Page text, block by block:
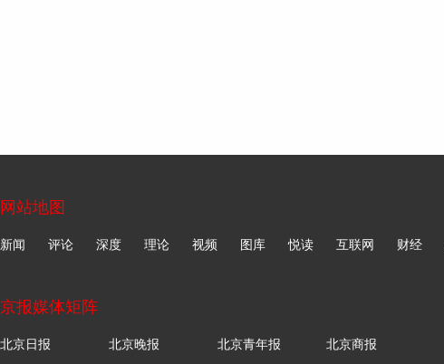
网站地图
新闻 评论 深度 理论 视频 图库 悦读 互联网 财经
京报媒体矩阵
北京日报 北京晚报 北京青年报 北京商报